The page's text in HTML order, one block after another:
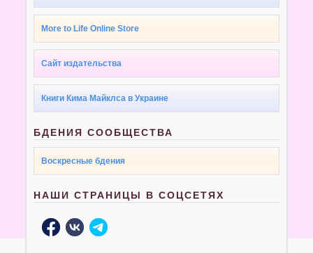
More to Life Online Store
Сайт издательства
Книги Кима Майклса в Украине
БДЕНИЯ СООБЩЕСТВА
Воскресные бдения
НАШИ СТРАНИЦЫ В СОЦСЕТЯХ